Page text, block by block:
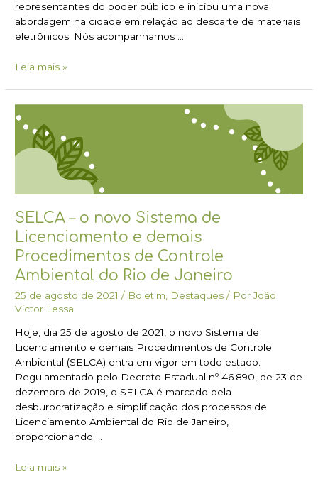
representantes do poder público e iniciou uma nova
abordagem na cidade em relação ao descarte de materiais
eletrônicos. Nós acompanhamos …
Leia mais »
SELCA – o novo Sistema de
Licenciamento e demais
Procedimentos de Controle
Ambiental do Rio de Janeiro
25 de agosto de 2021/ Boletim Destaques / PorJoão
Victor Lessa
Hoje, dia 25 de agosto de 2021, o novo Sistema de
Licenciamento e demais Procedimentos de Controle
Ambiental (SELCA) entra em vigor em todo estado.
Regulamentado pelo Decreto Estadual nº 46.890, de 23 de
dezembro de 2019, o SELCA é marcado pela
desburocratização e simplificação dos processos de
Licenciamento Ambiental do Rio de Janeiro,
proporcionando …
novo
e
demais
Procedimentos
de
Controle
Ambiental
do
de
Janeiro
Leia mais »